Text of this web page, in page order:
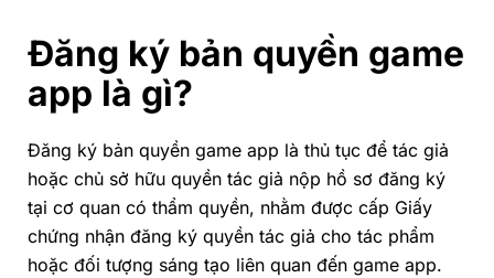
Đăng ký bản quyền game
app là gì?
Đăng ký bản quyền game app là thủ tục để tác giả
hoặc chủ sở hữu quyền tác giả nộp hồ sơ đăng ký
tại cơ quan có thẩm quyền, nhằm được cấp Giấy
chứng nhận đăng ký quyền tác giả cho tác phẩm
hoặc đối tượng sáng tạo liên quan đến game app.